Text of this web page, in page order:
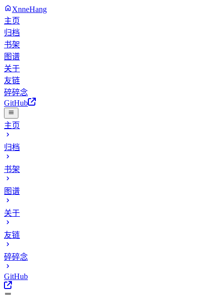
XnneHang
主页
归档
书架
图谱
关于
友链
碎碎念
GitHub
主页
归档
书架
图谱
关于
友链
碎碎念
GitHub